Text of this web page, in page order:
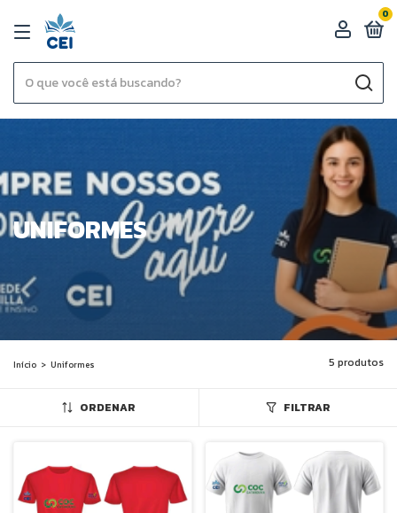
0
UNIFORMES
Início > Uniformes 5 produtos
ORDENAR FILTRAR